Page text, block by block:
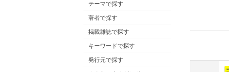
テーマで探す
著者で探す
掲載雑誌で探す
キーワードで探す
発行元で探す